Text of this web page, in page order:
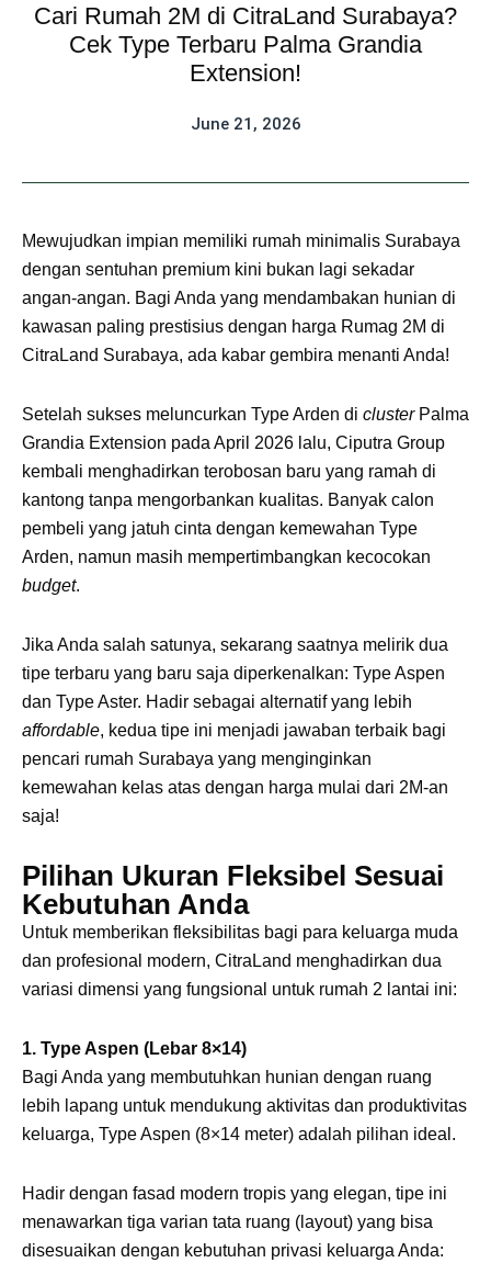
Cari Rumah 2M di CitraLand Surabaya?
Cek Type Terbaru Palma Grandia
Extension!
June 21, 2026
Mewujudkan impian memiliki rumah minimalis Surabaya
dengan sentuhan premium kini bukan lagi sekadar
angan-angan. Bagi Anda yang mendambakan hunian di
kawasan paling prestisius dengan harga Rumag 2M di
CitraLand Surabaya, ada kabar gembira menanti Anda!
Setelah sukses meluncurkan Type Arden di clusterPalma
Grandia Extension pada April 2026 lalu, Ciputra Group
kembali menghadirkan terobosan baru yang ramah di
kantong tanpa mengorbankan kualitas. Banyak calon
pembeli yang jatuh cinta dengan kemewahan Type
Arden, namun masih mempertimbangkan kecocokan
budget.
Jika Anda salah satunya, sekarang saatnya melirik dua
tipe terbaru yang baru saja diperkenalkan: Type Aspen
dan Type Aster. Hadir sebagai alternatif yang lebih
affordable, kedua tipe ini menjadi jawaban terbaik bagi
pencari rumah Surabaya yang menginginkan
kemewahan kelas atas dengan harga mulai dari 2M-an
saja!
Pilihan Ukuran Fleksibel Sesuai
Kebutuhan Anda
Untuk memberikan fleksibilitas bagi para keluarga muda
dan profesional modern, CitraLand menghadirkan dua
variasi dimensi yang fungsional untuk rumah 2 lantai ini:
1. Type Aspen (Lebar 8×14)
Bagi Anda yang membutuhkan hunian dengan ruang
lebih lapang untuk mendukung aktivitas dan produktivitas
keluarga, Type Aspen (8×14 meter) adalah pilihan ideal.
Hadir dengan fasad modern tropis yang elegan, tipe ini
menawarkan tiga varian tata ruang (layout) yang bisa
disesuaikan dengan kebutuhan privasi keluarga Anda: